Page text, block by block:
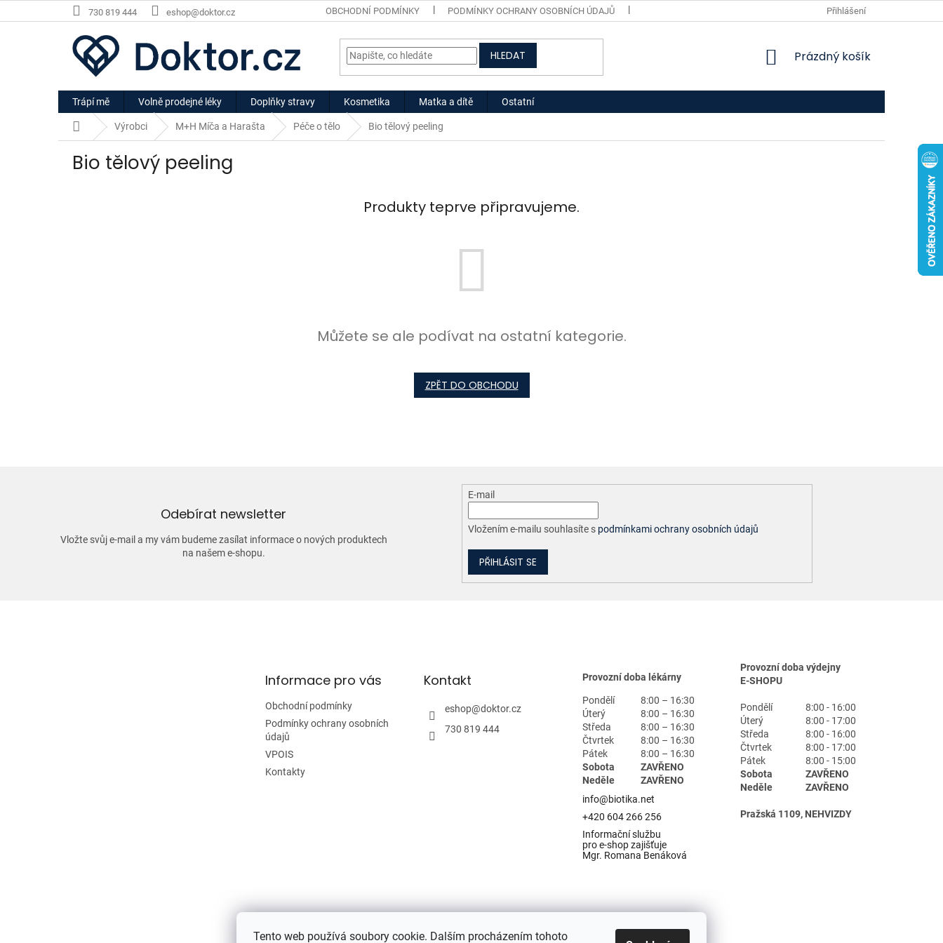
Tento web používá soubory cookie. Dalším procházením tohoto
na
730 819 444 eshop@doktor.cz OBCHODNÍ PODMÍNKY PODMÍNKY OCHRANY OSOBNÍCH ÚDAJŮ Přihlášení
HLEDAT
NÁKUPNÍ
Prázdný košík
Trápí mě Volně prodejné léky Doplňky stravy Kosmetika Matka a dítě Ostatní
Domů Výrobci M+H Míča a Harašta Péče o tělo Bio tělový peeling
Bio tělový peeling
Produkty teprve připravujeme.
Můžete se ale podívat na ostatní kategorie.
ZPĚT DO OBCHODU
Odebírat newsletter
Vložte svůj e-mail a my vám budeme zasílat informace o nových produktech
na našem e-shopu.
E-mail
Vložením e-mailu souhlasíte s podmínkami ochrany osobních údajů
PŘIHLÁSIT SE
Informace pro vás
Obchodní podmínky
Podmínky ochrany osobních
údajů
VPOIS
Kontakty
Kontakt
eshop@doktor.cz
730 819 444
Provozní doba lékárny
Pondělí
8:00 – 16:30
Úterý
8:00 – 16:30
Středa
8:00 – 16:30
Čtvrtek
8:00 – 16:30
Pátek
8:00 – 16:30
Sobota
ZAVŘENO
Neděle
ZAVŘENO
info@biotika.net
+420 604 266 256
Informační službu
pro e-shop zajišťuje
Mgr. Romana Benáková
Provozní doba výdejny
E-SHOPU
Pondělí
8:00 - 16:00
Úterý
8:00 - 17:00
Středa
8:00 - 16:00
Čtvrtek
8:00 - 17:00
Pátek
8:00 - 15:00
Sobota
ZAVŘENO
Neděle
ZAVŘENO
Pražská 1109, NEHVIZDY